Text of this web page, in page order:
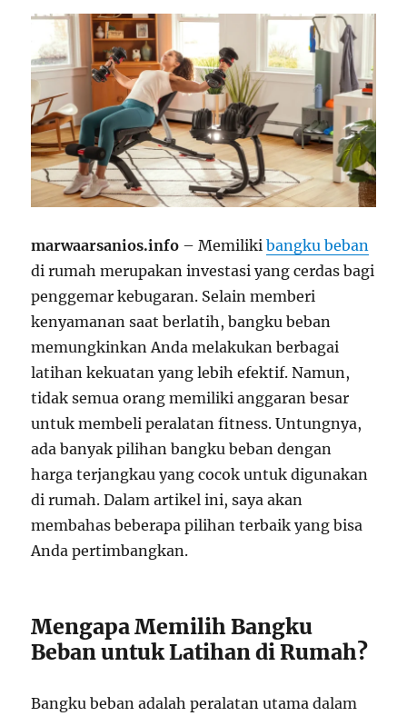
marwaarsanios.info – Memilikibangku beban
di rumah merupakan investasi yang cerdas bagi
penggemar kebugaran. Selain memberi
kenyamanan saat berlatih, bangku beban
memungkinkan Anda melakukan berbagai
latihan kekuatan yang lebih efektif. Namun,
tidak semua orang memiliki anggaran besar
untuk membeli peralatan fitness. Untungnya,
ada banyak pilihan bangku beban dengan
harga terjangkau yang cocok untuk digunakan
di rumah. Dalam artikel ini, saya akan
membahas beberapa pilihan terbaik yang bisa
Anda pertimbangkan.
Mengapa Memilih Bangku
Beban untuk Latihan di Rumah?
Bangku beban adalah peralatan utama dalam